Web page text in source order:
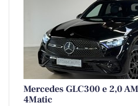
Mercedes GLC300 e 2,0
4Matic